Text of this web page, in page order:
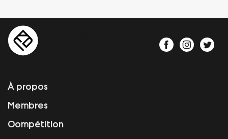
À propos
Membres
Compétition